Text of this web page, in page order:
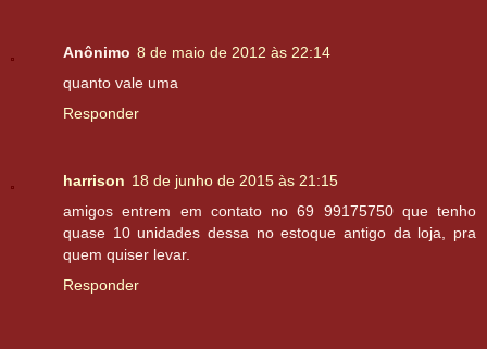
Anônimo 8 de maio de 2012 às 22:14
quanto vale uma
Responder
harrison 18 de junho de 2015 às 21:15
amigos entrem em contato no 69 99175750 que tenho
quase 10 unidades dessa no estoque antigo da loja, pra
quem quiser levar.
Responder